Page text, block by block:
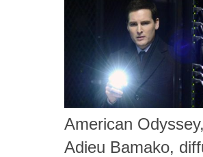
American Odyssey,
Adieu Bamako,